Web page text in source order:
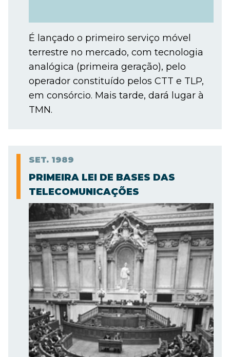
É lançado o primeiro serviço móvel
terrestre no mercado, com tecnologia
analógica (primeira geração), pelo
operador constituído pelos CTT e TLP,
em consórcio. Mais tarde, dará lugar à
TMN.
SET. 1989
PRIMEIRA LEI DE BASES DAS
TELECOMUNICAÇÕES